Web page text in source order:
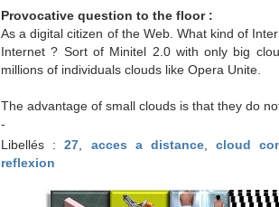
Provocative question to the floor :
As a digital citizen of the Web. What kind of
Internet ? Sort of Minitel 2.0 with only big
millions of individuals clouds like Opera Unite.
The advantage of small clouds is that they do
-
Libellés :27, acces a distance,cloud
reflexion